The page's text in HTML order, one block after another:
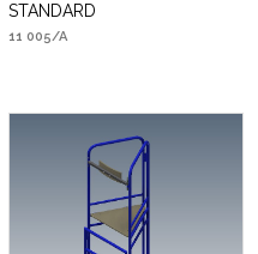
STANDARD
11 005/A